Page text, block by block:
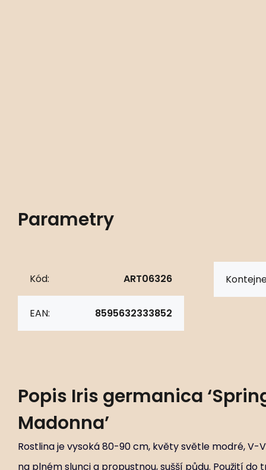
Parametry
Kód: ART06326
EAN: 8595632333852
Popis Iris germanica
Madonna’
Rostlina je vysoká 80-90 cm, květy světle modré, V-
na plném slunci a propustnou, sušší půdu. Použití do